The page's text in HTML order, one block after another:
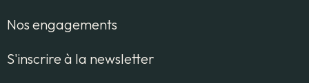
Nos engagements
S'inscrire à la newsletter